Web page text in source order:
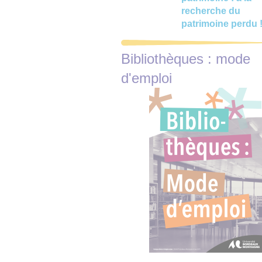
recherche du
patrimoine perdu
Bibliothèques : mode
d'emploi